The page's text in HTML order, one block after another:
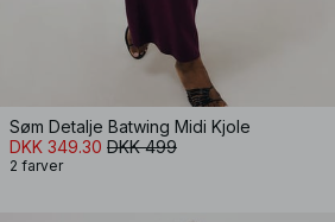
Søm Detalje Batwing Midi Kjole
DKK 349.30 DKK 499
2 farver